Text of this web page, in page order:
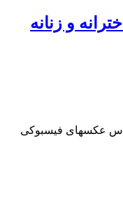
و زنانه
عکسهای فیسبوکی